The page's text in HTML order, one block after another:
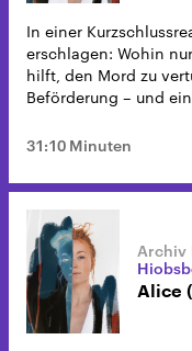
In einer
erschlagen: Wohin
hilft, den Mord zu
Beförderung – und
31:10 Minuten
Alice